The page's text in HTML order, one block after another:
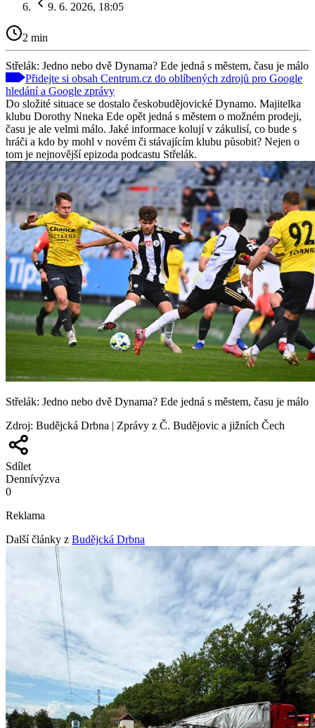
9. 6. 2026, 18:05
2 min
Střelák: Jedno nebo dvě Dynama? Ede jedná s městem, času je málo
Přidejte si obsah Centrum.cz do oblíbených zdrojů pro Google
hledání a Google zprávy
Do složité situace se dostalo českobudějovické Dynamo. Majitelka
klubu Dorothy Nneka Ede opět jedná s městem o možném prodeji,
času je ale velmi málo. Jaké informace kolují v zákulisí, co bude s
hráči a kdo by mohl v novém či stávajícím klubu působit? Nejen o
tom je nejnovější epizoda podcastu Střelák.
Střelák: Jedno nebo dvě Dynama? Ede jedná s městem, času je málo
Zdroj: Budějcká Drbna | Zprávy z Č. Budějovic a jižních Čech
Sdílet
Dennívýzva
0
Reklama
Další články z Budějcká Drbna